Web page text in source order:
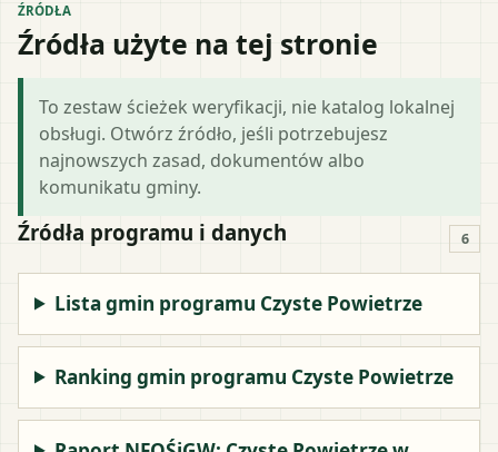
ŹRÓDŁA
Źródła użyte na tej stronie
To zestaw ścieżek weryfikacji, nie katalog lokalnej
obsługi. Otwórz źródło, jeśli potrzebujesz
najnowszych zasad, dokumentów albo
komunikatu gminy.
Źródła programu i danych 6
Lista gmin programu Czyste Powietrze
Ranking gmin programu Czyste Powietrze